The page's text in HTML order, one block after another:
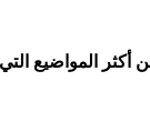
المواضيع